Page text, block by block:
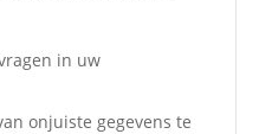
in uw
onjuiste gegevens te